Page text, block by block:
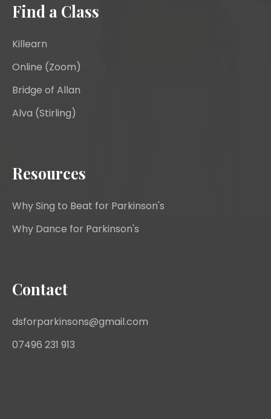
Find a Class
Killearn
Online (Zoom)
Bridge of Allan
Alva (Stirling)
Resources
Why Sing to Beat for Parkinson's
Why Dance for Parkinson's
Contact
dsforparkinsons@gmail.com
07496 231 913